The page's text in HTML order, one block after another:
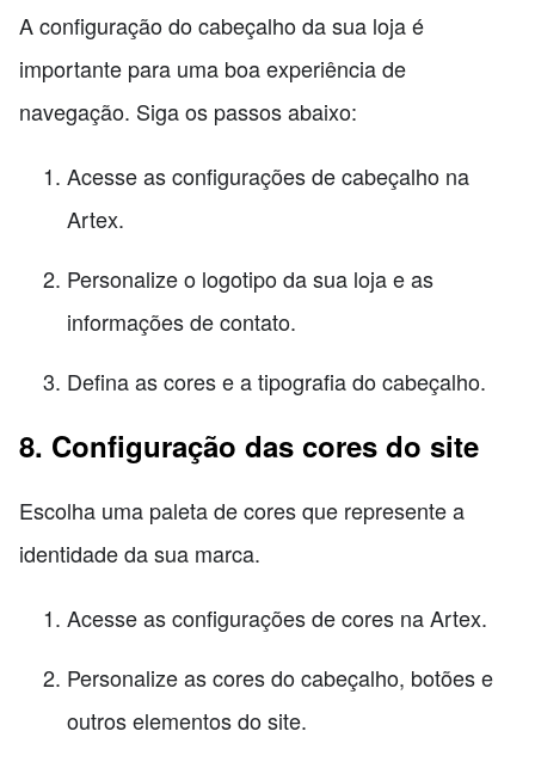
A configuração do cabeçalho da sua loja é
importante para uma boa experiência de
navegação. Siga os passos abaixo:
Acesse as configurações de cabeçalho na
Artex.
Personalize o logotipo da sua loja e as
informações de contato.
Defina as cores e a tipografia do cabeçalho.
8. Configuração das cores do site
Escolha uma paleta de cores que represente a
identidade da sua marca.
Acesse as configurações de cores na Artex.
Personalize as cores do cabeçalho, botões e
outros elementos do site.